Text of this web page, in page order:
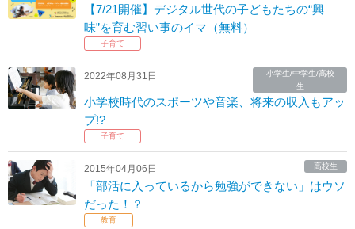
【7/21開催】デジタル世代の子どもたちの“興
味”を育む習い事のイマ（無料）
子育て
2022年08月31日
小学生/中学生/高校
生
小学校時代のスポーツや音楽、将来の収入もアッ
プ!?
子育て
2015年04月06日 高校生
「部活に入っているから勉強ができない」はウソ
だった！？
教育